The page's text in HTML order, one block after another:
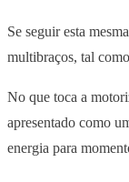
Se seguir esta
multibraços, tal
No que toca a
apresentado como
energia para